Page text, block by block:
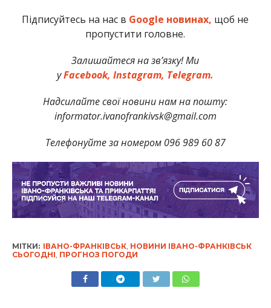
Підписуйтесь на нас в Google новинах, щоб не
пропустити головне.
Залишайтеся на зв’язку! Ми
уFacebook, Instagram, Telegram.
Надсилайте свої новини нам на пошту:
informator.ivanofrankivsk@gmail.com
Телефонуйте за номером 096 989 60 87
МІТКИ: ІВАНО-ФРАНКІВСЬК, НОВИНИ ІВАНО-ФРАНКІВСЬК
СЬОГОДНІ, ПРОГНОЗ ПОГОДИ